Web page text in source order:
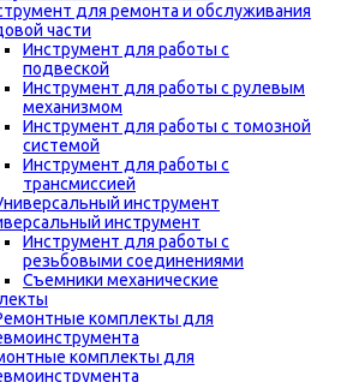
для ремонта и обслуживания
части
Инструмент для работы с
подвеской
Инструмент для работы с рулевым
механизмом
Инструмент для работы с томозной
системой
Инструмент для работы с
трансмиссией
инструмент
Инструмент для работы с
резьбовыми соединениями
Съемники механические
комплекты для